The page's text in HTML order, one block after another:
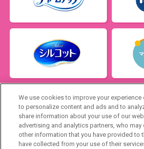
We use cookies to improve your experience
to personalize content and ads and to
share information about your use of our
advertising and analytics partners, who
other information that you have provided to
have collected from your use of their